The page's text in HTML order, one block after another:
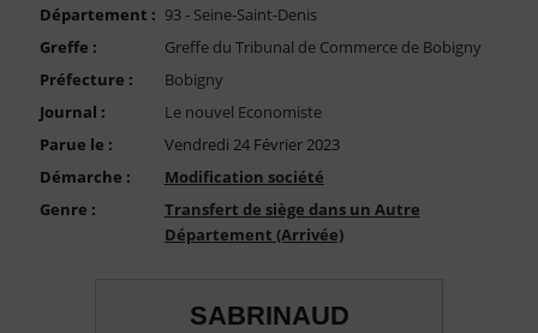
Compte PRO
Département : 93 - Seine-Saint-Denis
Greffe :
Greffe du Tribunal de Commerce de Bobigny
Préfecture :
Bobigny
Journal :
Le nouvel Economiste
Parue le :
Vendredi 24 Février 2023
Démarche :
Modification société
Genre :
Transfert de siège dans un Autre
Département (Arrivée)
SABRINAUD